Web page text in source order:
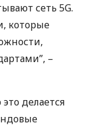
сеть 5G.
которые
–
делается